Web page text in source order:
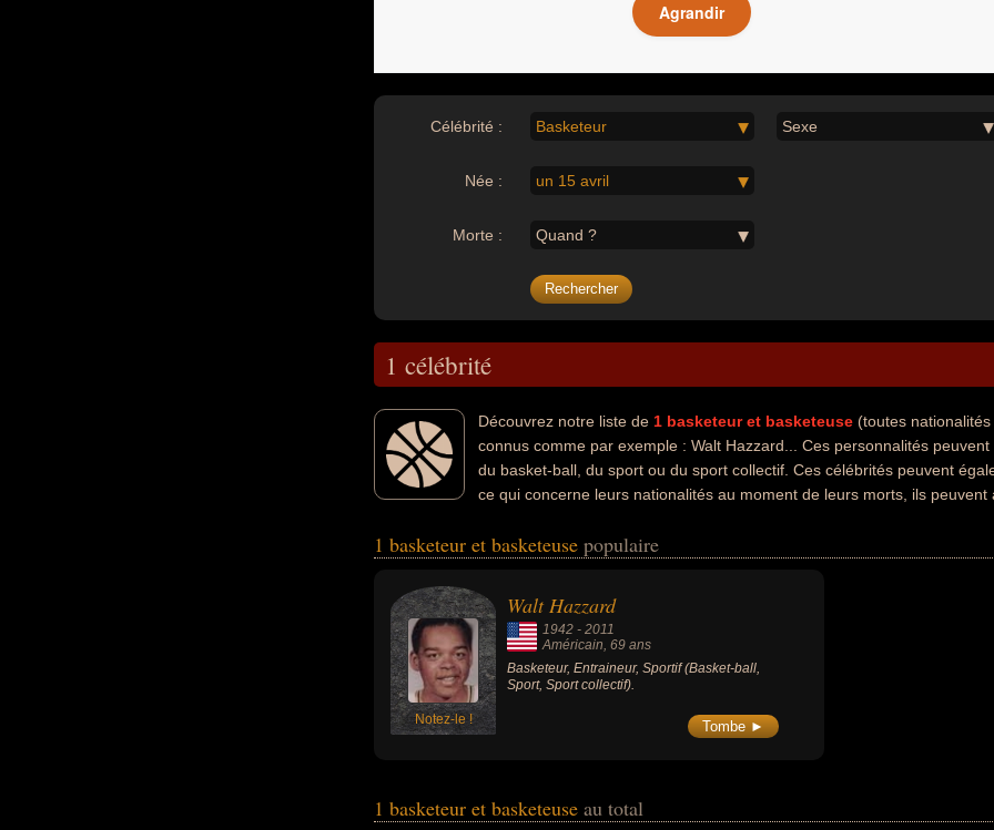
Agrandir
Célébrité : Basketeur Sexe
Née : un 15 avril
Morte : Quand ?
1 célébrité
Découvrez notre liste de 1 basketeur et basketeuse (toutes
connus comme par exemple : Walt Hazzard... Ces personnalités
du basket-ball, du sport ou du sport collectif. Ces célébrités peuvent
ce qui concerne leurs nationalités au moment de leurs morts, ils
1 basketeur et basketeuse populaire
Notez-le !
Walt Hazzard
1942 - 2011
Américain, 69 ans
Basketeur, Entraineur, Sportif (Basket-ball,
Sport, Sport collectif).
Tombe ►
1 basketeur et basketeuse au total